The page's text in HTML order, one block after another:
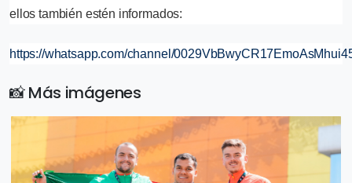
ellos también estén informados:
https://whatsapp.com/channel/
📸 Más imágenes